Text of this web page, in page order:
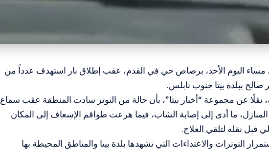
اليوم الأحد، برصاص حي في القدم، عقب إطلاق نار استهدف عدداً من
صالح ببلدة بيتا جنوب نابلس.
نقلًا عن مجموعة “أخبار بيتا”، بأن حالة من التوتر سادت المنطقة عقب سماع
المنازل، ما أدى إلى إصابة الشاب، فيما هرعت طواقم الإسعاف إلى المكان
قبل نقله لتلقي العلاج.
التوترات والاعتداءات التي تشهدها بلدة بيتا والمناطق المحيطة بها